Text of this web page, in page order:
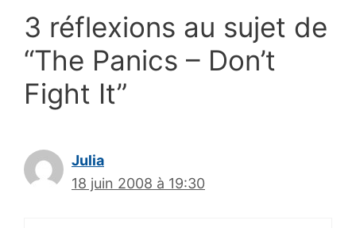
3 réflexions au sujet de
“The Panics – Don’t
Fight It”
Julia
18 juin 2008 à 19:30